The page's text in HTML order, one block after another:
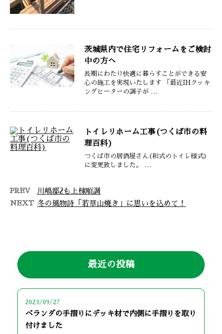
茨城県内で住宅リフォームをご検討
中の方へ
長期にわたり快適に暮らすことができる安
心の施工を実現いたします 「最近IHクッキ
ングヒーターの調子が …
トイレリホーム工事(つくば市の料
理百科)
つくば市の居酒屋さん(和式のトイレ様式)
に変更致しました。 …
PREV 川嶋邸2も上棟順調
NEXT 冬の風物詩「若草山焼き」に思いを込めて！
最近の投稿
2023/09/27
ベランダの手摺りにデッキ材で内側に手摺りを取り
付けました